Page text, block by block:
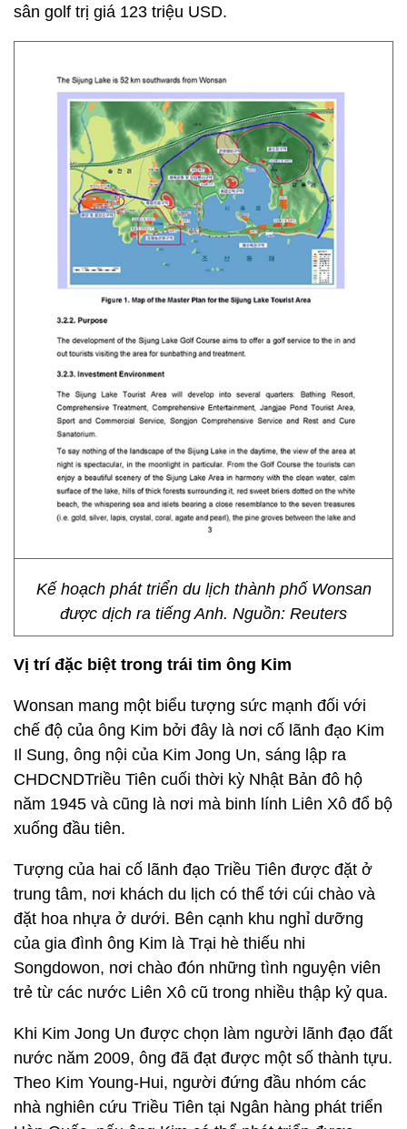
sân golf trị giá 123 triệu USD.
Kế hoạch phát triển du lịch thành phố Wonsan
được dịch ra tiếng Anh. Nguồn: Reuters
Vị trí đặc biệt trong trái tim ông Kim
Wonsan mang một biểu tượng sức mạnh đối với
chế độ của ông Kim bởi đây là nơi cố lãnh đạo Kim
Il Sung, ông nội của Kim Jong Un, sáng lập ra
CHDCNDTriều Tiên cuối thời kỳ Nhật Bản đô hộ
năm 1945 và cũng là nơi mà binh lính Liên Xô đổ bộ
xuống đầu tiên.
Tượng của hai cố lãnh đạo Triều Tiên được đặt ở
trung tâm, nơi khách du lịch có thể tới cúi chào và
đặt hoa nhựa ở dưới. Bên cạnh khu nghỉ dưỡng
của gia đình ông Kim là Trại hè thiếu nhi
Songdowon, nơi chào đón những tình nguyện viên
trẻ từ các nước Liên Xô cũ trong nhiều thập kỷ qua.
Khi Kim Jong Un được chọn làm người lãnh đạo đất
nước năm 2009, ông đã đạt được một số thành tựu.
Theo Kim Young-Hui, người đứng đầu nhóm các
nhà nghiên cứu Triều Tiên tại Ngân hàng phát triển